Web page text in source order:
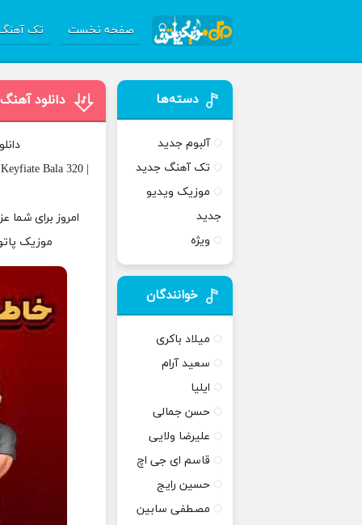
صفحه نخست تک
دانلود
Bala 320 |
امروز برای شما
موزیک
دسته‌ها
آلبوم جدید
تک آهنگ جدید
موزیک ویدیو
جدید
ویژه
خوانندگان
میلاد باکری
سعید آرام
ایلیا
حسن جمالی
علیرضا ولایی
قاسم ای جی اچ
حسین رایج
مصطفی سابین